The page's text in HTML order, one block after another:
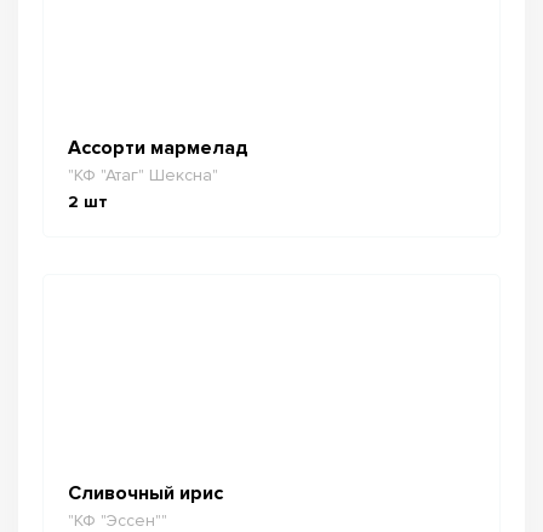
Ассорти мармелад
"КФ "Атаг" Шексна"
2 шт
Сливочный ирис
"КФ "Эссен""